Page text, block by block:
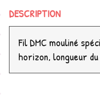
DESCRIPTION
Fil DMC mouliné
horizon, longueur